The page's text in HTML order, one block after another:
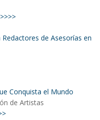
>>>>
Redactores de Asesorías en
Conquista el Mundo
de Artistas